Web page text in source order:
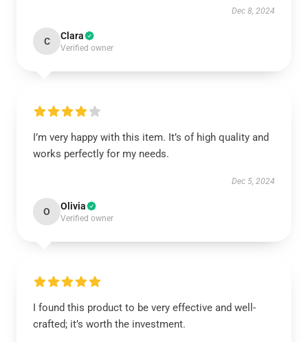
Dec 8, 2024
C Clara
Verified owner
I’m very happy with this item. It’s of high quality and
works perfectly for my needs.
Dec 5, 2024
O Olivia
Verified owner
I found this product to be very effective and well-
crafted; it’s worth the investment.